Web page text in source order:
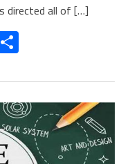
directed all of […]